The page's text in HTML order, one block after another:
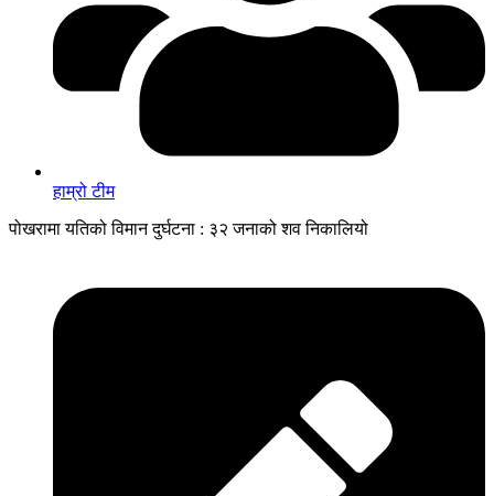
हाम्रो टीम
पोखरामा यतिको विमान दुर्घटना : ३२ जनाको शव निकालियो